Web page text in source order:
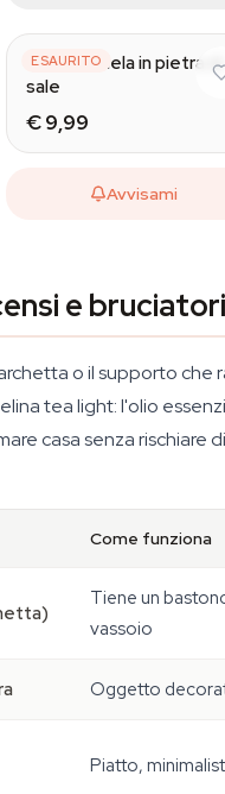
ESAURITO
Portacandela in pietra di
sale
€ 9,99
Avvisami
e
o il supporto
tea light: l'olio
casa senza rischiare
Come funziona
Tiene un
vassoio
Oggetto
Piatto,